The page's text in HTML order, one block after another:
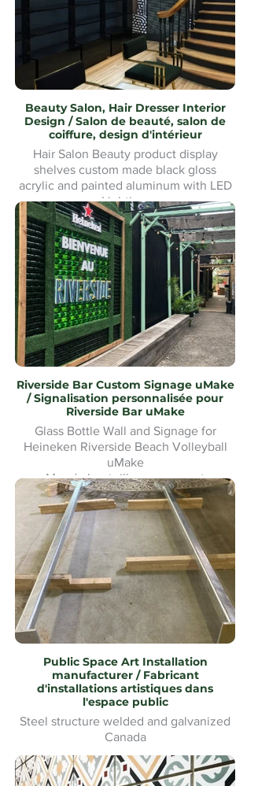
Beauty Salon, Hair Dresser Interior
Design / Salon de beauté, salon de
coiffure, design d'intérieur
Hair Salon Beauty product display
shelves custom made black gloss
acrylic and painted aluminum with LED
Lighting.
Présentoirs de produits de beauté pour
salon de coiffure fabriqués sur mesure
en acrylique noir brillant et aluminium
peint avec éclairage LED
Riverside Bar Custom Signage uMake
/ Signalisation personnalisée pour
Riverside Bar uMake
Glass Bottle Wall and Signage for
Heineken Riverside Beach Volleyball
uMake
Mur de bouteilles en verre et
signalétique pour le Heineken Riverside
Beach Volleyball
Public Space Art Installation
manufacturer / Fabricant
d'installations artistiques dans
l'espace public
Steel structure welded and galvanized
Canada